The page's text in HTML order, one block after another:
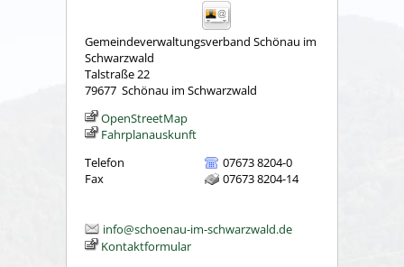
Gemeindeverwaltungsverband Schönau im
Schwarzwald
Talstraße 22
79677 Schönau im Schwarzwald
OpenStreetMap
Fahrplanauskunft
Telefon
07673 8204-0
Fax
07673 8204-14
info@schoenau-im-schwarzwald.de
Kontaktformular